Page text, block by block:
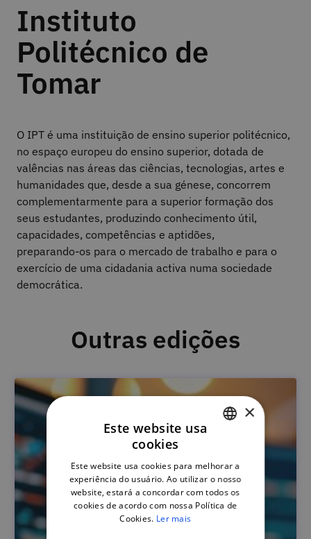
Instituto
Politécnico de
Tomar
O IPT é uma instituição de ensino superior politécnico,
no espaço europeu do ensino superior, dotada de
valências nas áreas das ciências, tecnologias, artes e
humanidades que, desde a sua génese, concorrem
complementarmente para a superior formação dos
seus estudantes, produzindo conhecimento útil,
capacidades, competências e aptidões,
preparando-os para o mercado de trabalho e para o
exercício de uma cidadania activa numa sociedade
democrática.
Outras edições
×
Este website usa
cookies
Este website usa cookies para melhorar a
experiência do usuário. Ao utilizar o nosso
website, estará a concordar com todos os
cookies de acordo com nossa Política de
Cookies. Ler mais